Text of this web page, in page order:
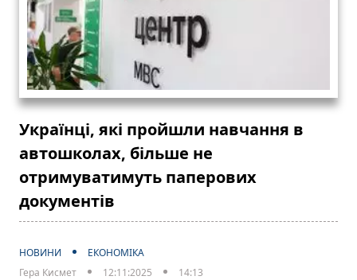
Українці, які пройшли навчання в
автошколах, більше не
отримуватимуть паперових
документів
НОВИНИ
ЕКОНОМІКА
Гера Кисмет
12:11:2025 14:13